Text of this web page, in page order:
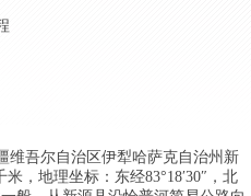
吾尔自治区伊犁哈萨克自治州新
，地理坐标：东经83°18′30″，北